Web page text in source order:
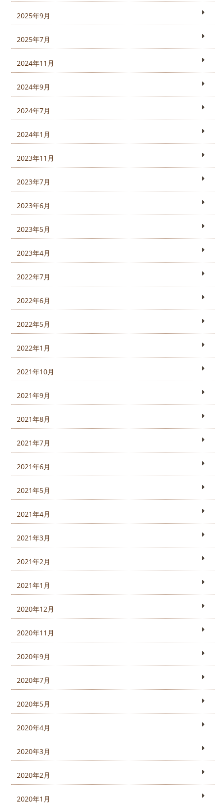
2025年9月
2025年7月
2024年11月
2024年9月
2024年7月
2024年1月
2023年11月
2023年7月
2023年6月
2023年5月
2023年4月
2022年7月
2022年6月
2022年5月
2022年1月
2021年10月
2021年9月
2021年8月
2021年7月
2021年6月
2021年5月
2021年4月
2021年3月
2021年2月
2021年1月
2020年12月
2020年11月
2020年9月
2020年7月
2020年5月
2020年4月
2020年3月
2020年2月
2020年1月